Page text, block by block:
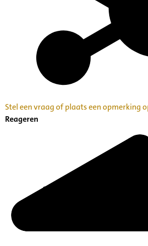
Stel een vraag of plaats een opmerking
Reageren